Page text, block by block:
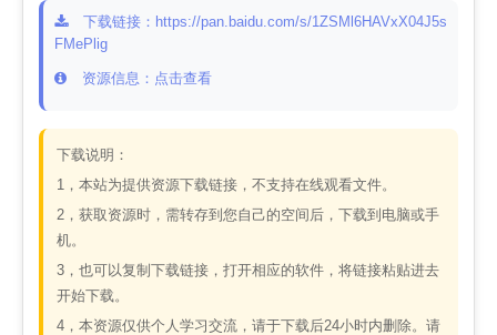
下载链接：https://pan.baidu.com/s/1ZSMl6HAVxX04J5s
FMePlig
资源信息：点击查看
下载说明：
1，本站为提供资源下载链接，不支持在线观看文件。
2，获取资源时，需转存到您自己的空间后，下载到电脑或手
机。
3，也可以复制下载链接，打开相应的软件，将链接粘贴进去
开始下载。
4，本资源仅供个人学习交流，请于下载后24小时内删除。请